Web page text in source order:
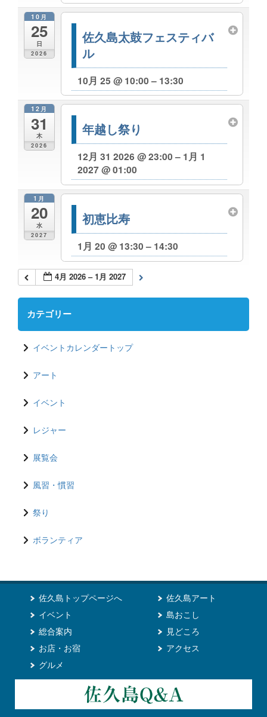
10月
25
日
2026
佐久島太鼓フェスティバ
ル
10月 25 @ 10:00 – 13:30
12月
31
木
2026
年越し祭り
12月 31 2026 @ 23:00 – 1月 1
2027 @ 01:00
1月
20
水
2027
初恵比寿
1月 20 @ 13:30 – 14:30
4月 2026 – 1月 2027
カテゴリー
イベントカレンダートップ
アート
イベント
レジャー
展覧会
風習・慣習
祭り
ボランティア
佐久島トップページへ
イベント
総合案内
お店・お宿
グルメ
佐久島アート
島おこし
見どころ
アクセス